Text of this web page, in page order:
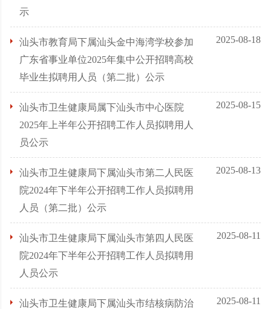
示
汕头市教育局下属汕头金中海湾学校参加
广东省事业单位2025年集中公开招聘高校
毕业生拟聘用人员（第二批）公示
2025-08-18
汕头市卫生健康局属下汕头市中心医院
2025年上半年公开招聘工作人员拟聘用人
员公示
2025-08-15
汕头市卫生健康局下属汕头市第二人民医
院2024年下半年公开招聘工作人员拟聘用
人员（第二批）公示
2025-08-13
汕头市卫生健康局下属汕头市第四人民医
院2024年下半年公开招聘工作人员拟聘用
人员公示
2025-08-11
汕头市卫生健康局下属汕头市结核病防治
2025-08-11